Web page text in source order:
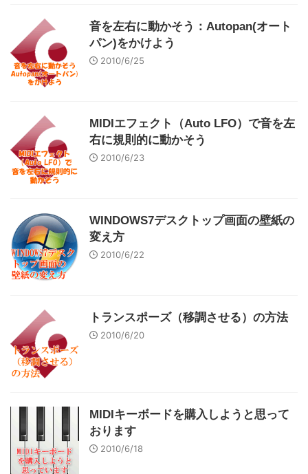
音を左右に動かそう：Autopan(オート
パン)をかけよう
2010/6/25
MIDIエフェクト（Auto LFO）で音を左
右に規則的に動かそう
2010/6/23
WINDOWS7デスクトップ画面の壁紙の
変え方
2010/6/22
トランスポーズ（移調させる）の方法
2010/6/20
MIDIキーボードを購入しようと思って
おります
2010/6/18